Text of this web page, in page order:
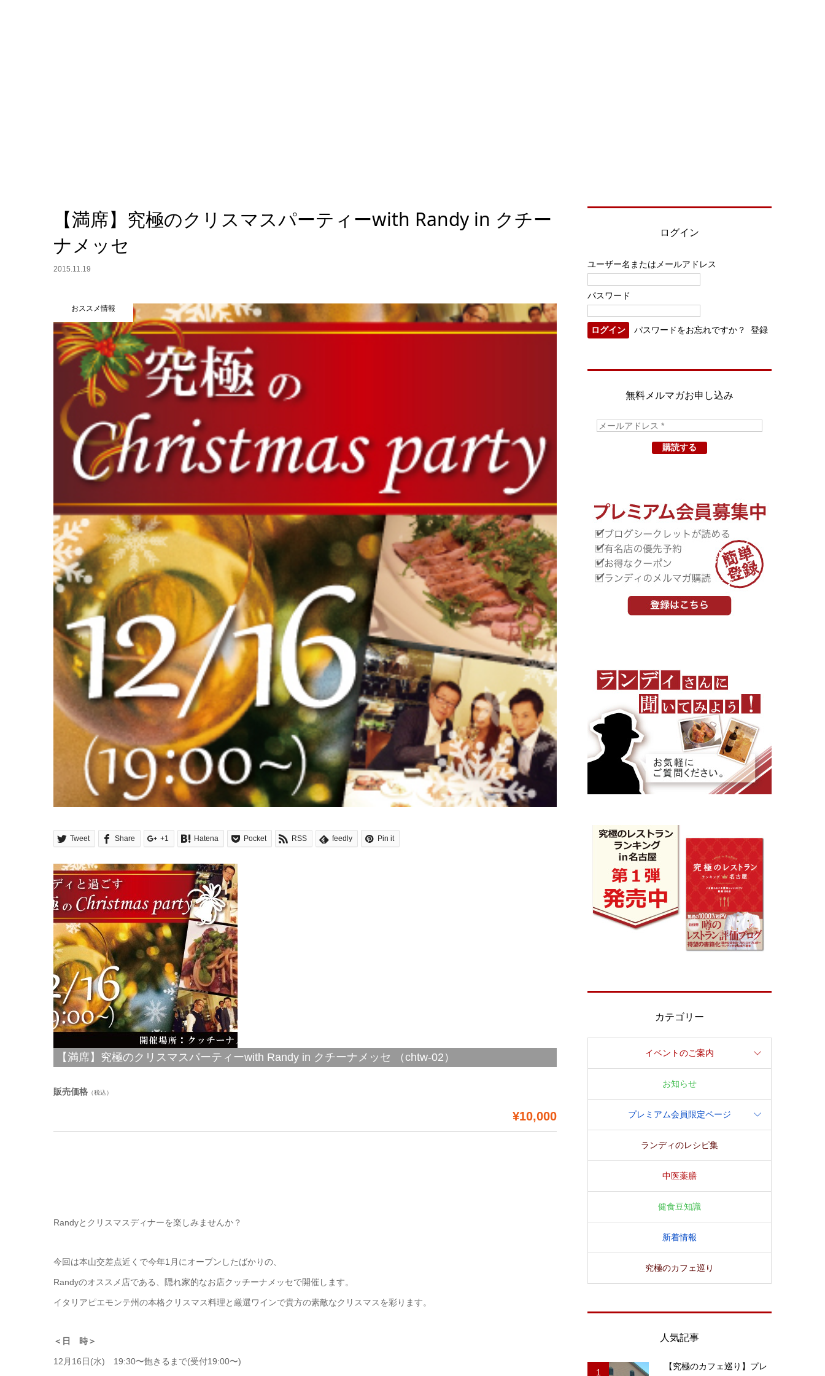
【満席】究極のクリスマスパーティーwith Randy in クチー
ナメッセ
2015.11.19
おススメ情報
Tweet Share +1 Hatena Pocket RSS feedly Pin it
【満席】究極のクリスマスパーティーwith Randy in クチーナメッセ （chtw-02）
販売価格 （税込）
¥10,000
Randyとクリスマスディナーを楽しみませんか？
今回は本山交差点近くで今年1月にオープンしたばかりの、
Randyのオススメ店である、隠れ家的なお店クッチーナメッセで開催します。
イタリアピエモンテ州の本格クリスマス料理と厳選ワインで貴方の素敵なクリスマスを彩ります。
＜日 時＞
12月16日(水) 19:30〜飽きるまで(受付19:00〜)
ログイン
ユーザー名またはメールアドレス
パスワード
パスワードをお忘れですか？ 登録
無料メルマガお申し込み
カテゴリー
イベントのご案内
お知らせ
プレミアム会員限定ページ
ランディのレシピ集
中医薬膳
健食豆知識
新着情報
究極のカフェ巡り
人気記事
1
【究極のカフェ巡り】プレ